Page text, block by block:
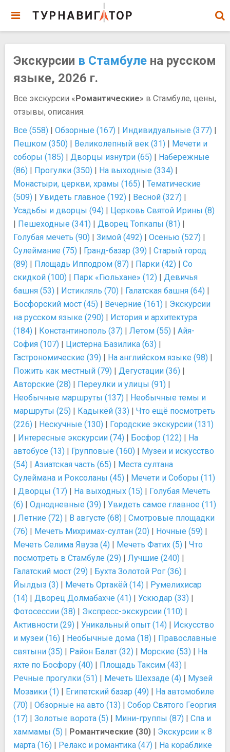
Экскурсии в Стамбуле на русском
языке, 2026 г.
Все экскурсии «Романтические» в Стамбуле, цены,
отзывы, описания.
Все (558) | Обзорные (167) | Индивидуальные (377) |
Пешком (350) | Великолепный век (31) | Мечети и
соборы (185) | Дворцы изнутри (65) | Набережные
(86) | Прогулки (350) | На выходные (334) |
Монастыри, церкви, храмы (165) | Тематические
(509) | Увидеть главное (192) | Весной (327) |
Усадьбы и дворцы (94) | Церковь Святой Ирины (8)
| Пешеходные (341) | Дворец Топкапы (81) |
Голубая мечеть (90) | Зимой (492) | Осенью (527) |
Сулеймание (75) | Гранд-базар (39) | Старый город
(89) | Площадь Ипподром (87) | Парки (42) | Со
скидкой (100) | Парк «Гюльхане» (12) | Девичья
башня (53) | Истикляль (70) | Галатская башня (64) |
Босфорский мост (45) | Вечерние (161) | Экскурсии
на русском языке (290) | История и архитектура
(184) | Константинополь (37) | Летом (55) | Айя-
София (107) | Цистерна Базилика (63) |
Гастрономические (39) | На английском языке (98) |
Пожить как местный (79) | Дегустации (36) |
Авторские (28) | Переулки и улицы (91) |
Необычные маршруты (137) | Необычные темы и
маршруты (25) | Кадыкёй (33) | Что ещё посмотреть
(226) | Нескучные (130) | Городские экскурсии (131)
| Интересные экскурсии (74) | Босфор (122) | На
автобусе (13) | Групповые (160) | Музеи и искусство
(54) | Азиатская часть (65) | Места султана
Сулеймана и Роксоланы (45) | Мечети и Соборы (11)
| Дворцы (17) | На выходных (15) | Голубая Мечеть
(6) | Однодневные (39) | Увидеть самое главное (11)
| Летние (72) | В августе (68) | Смотровые площадки
(76) | Мечеть Михримах-султан (20) | Ночные (59) |
Мечеть Селима Явуза (4) | Мечеть Фатих (5) | Что
посмотреть в Стамбуле (29) | Лучшие (240) |
Галатский мост (29) | Бухта Золотой Рог (36) |
Йылдыз (3) | Мечеть Ортакёй (14) | Румелихисар
(14) | Дворец Долмабахче (41) | Ускюдар (33) |
Фотосессии (38) | Экспресс-экскурсии (110) |
Активности (29) | Уникальный опыт (14) | Искусство
и музеи (16) | Необычные дома (18) | Православные
святыни (35) | Район Балат (32) | Морские (53) | На
яхте по Босфору (40) | Площадь Таксим (43) |
Речные прогулки (51) | Мечеть Шехзаде (4) | Музей
Мозаики (1) | Египетский базар (49) | На автомобиле
(70) | Обзорные на авто (13) | Собор Святого Георгия
(17) | Золотые ворота (5) | Мини-группы (87) | Спа и
хаммамы (5) | Романтические (30) | Экскурсии к 8
марта (16) | Релакс и романтика (47) | На кораблике